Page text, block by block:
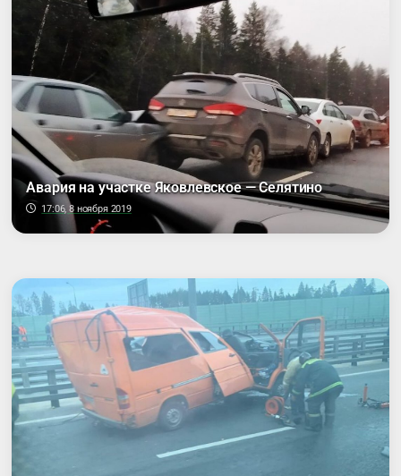
Авария на участке Яковлевское — Селятино
17:06, 8 ноября 2019